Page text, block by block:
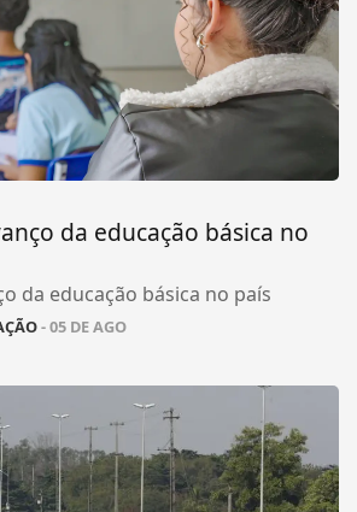
da educação básica no
da educação básica no país
- 05 DE AGO